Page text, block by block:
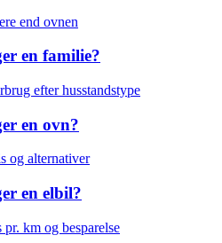
end ovnen
en familie?
efter husstandstype
en ovn?
og alternativer
en elbil?
km og besparelse